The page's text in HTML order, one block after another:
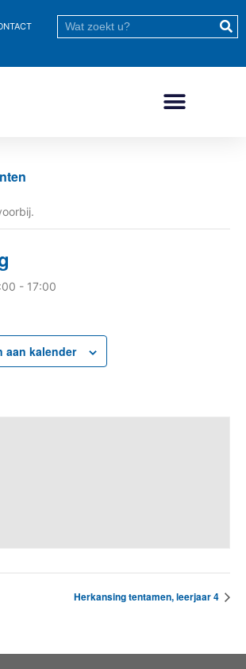
- 17:00
aan kalender
Herkansing tentamen, leerjaar 4